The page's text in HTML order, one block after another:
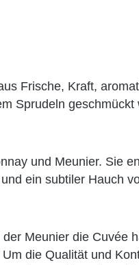
Frische, Kraft,
Sprudeln
und Meunier. Sie
ein subtiler Hauch
Meunier die Cuvée
die Qualität und